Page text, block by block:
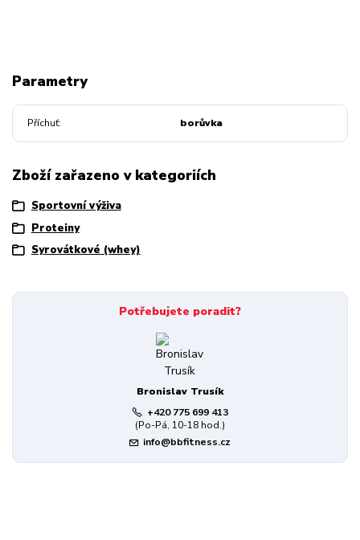
Parametry
Příchuť borůvka
Zboží zařazeno v kategoriích
Sportovní výživa
Proteiny
Syrovátkové (whey)
Potřebujete poradit?
Bronislav Trusík
+420 775 699 413
(Po-Pá, 10-18 hod.)
info@bbfitness.cz